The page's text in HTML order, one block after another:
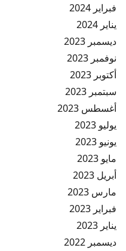
فبراير 2024
يناير 2024
ديسمبر 2023
نوفمبر 2023
أكتوبر 2023
سبتمبر 2023
أغسطس 2023
يوليو 2023
يونيو 2023
مايو 2023
أبريل 2023
مارس 2023
فبراير 2023
يناير 2023
ديسمبر 2022